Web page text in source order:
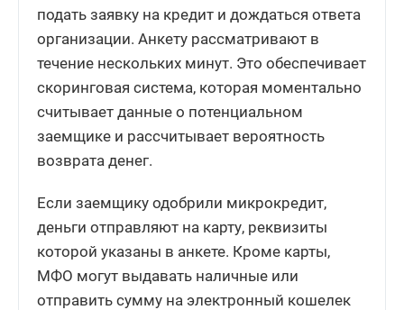
подать заявку на кредит и дождаться ответа
организации. Анкету рассматривают в
течение нескольких минут. Это обеспечивает
скоринговая система, которая моментально
считывает данные о потенциальном
заемщике и рассчитывает вероятность
возврата денег.
Если заемщику одобрили микрокредит,
деньги отправляют на карту, реквизиты
которой указаны в анкете. Кроме карты,
МФО могут выдавать наличные или
отправить сумму на электронный кошелек